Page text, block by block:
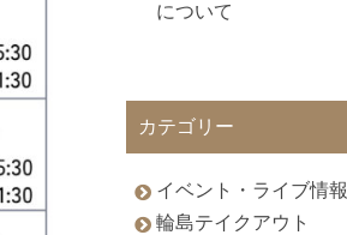
について
カテゴリー
イベント・ライブ情報
輪島テイクアウト